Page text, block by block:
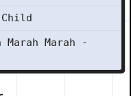
Marah Marah -